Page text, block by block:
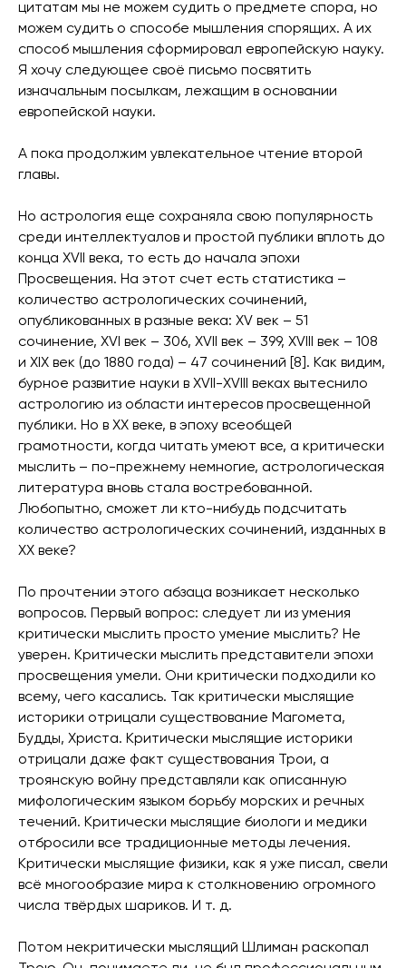
цитатам мы не можем судить о предмете спора, но
можем судить о способе мышления спорящих. А их
способ мышления сформировал европейскую науку.
Я хочу следующее своё письмо посвятить
изначальным посылкам, лежащим в основании
европейской науки.
А пока продолжим увлекательное чтение второй
главы.
Но астрология еще сохраняла свою популярность
среди интеллектуалов и простой публики вплоть до
конца XVII века, то есть до начала эпохи
Просвещения. На этот счет есть статистика –
количество астрологических сочинений,
опубликованных в разные века: XV век – 51
сочинение, XVI век – 306, XVII век – 399, XVIII век – 108
и XIX век (до 1880 года) – 47 сочинений [8]. Как видим,
бурное развитие науки в XVII-XVIII веках вытеснило
астрологию из области интересов просвещенной
публики. Но в XX веке, в эпоху всеобщей
грамотности, когда читать умеют все, а критически
мыслить – по-прежнему немногие, астрологическая
литература вновь стала востребованной.
Любопытно, сможет ли кто-нибудь подсчитать
количество астрологических сочинений, изданных в
ХХ веке?
По прочтении этого абзаца возникает несколько
вопросов. Первый вопрос: следует ли из умения
критически мыслить просто умение мыслить? Не
уверен. Критически мыслить представители эпохи
просвещения умели. Они критически подходили ко
всему, чего касались. Так критически мыслящие
историки отрицали существование Магомета,
Будды, Христа. Критически мыслящие историки
отрицали даже факт существования Трои, а
троянскую войну представляли как описанную
мифологическим языком борьбу морских и речных
течений. Критически мыслящие биологи и медики
отбросили все традиционные методы лечения.
Критически мыслящие физики, как я уже писал, свели
всё многообразие мира к столкновению огромного
числа твёрдых шариков. И т. д.
Потом некритически мыслящий Шлиман раскопал